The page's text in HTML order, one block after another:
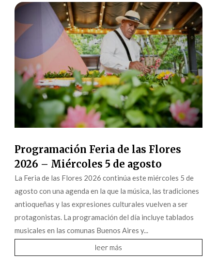
Programación Feria de las Flores
2026 – Miércoles 5 de agosto
La Feria de las Flores 2026 continúa este miércoles 5 de
agosto con una agenda en la que la música, las tradiciones
antioqueñas y las expresiones culturales vuelven a ser
protagonistas. La programación del día incluye tablados
musicales en las comunas Buenos Aires y...
leer más